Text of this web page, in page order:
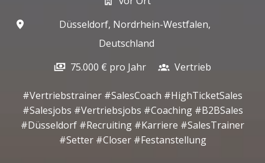
Düsseldorf, Nordrhein-Westfalen,
Deutschland
75.000 € pro Jahr
Vertrieb
#Vertriebstrainer #SalesCoach #HighTicketSales
#Salesjobs #Vertriebsjobs #Coaching #B2BSales
#Düsseldorf #Recruiting #Karriere #SalesTrainer
#Setter #Closer #Festanstellung